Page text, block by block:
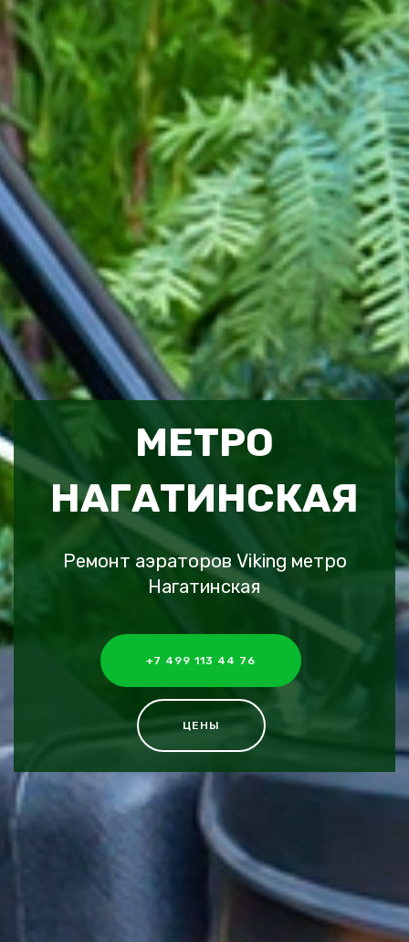
МЕТРО
НАГАТИНСКАЯ
Ремонт аэраторов Viking метро
Нагатинская
+7 499 113 44 76
ЦЕНЫ